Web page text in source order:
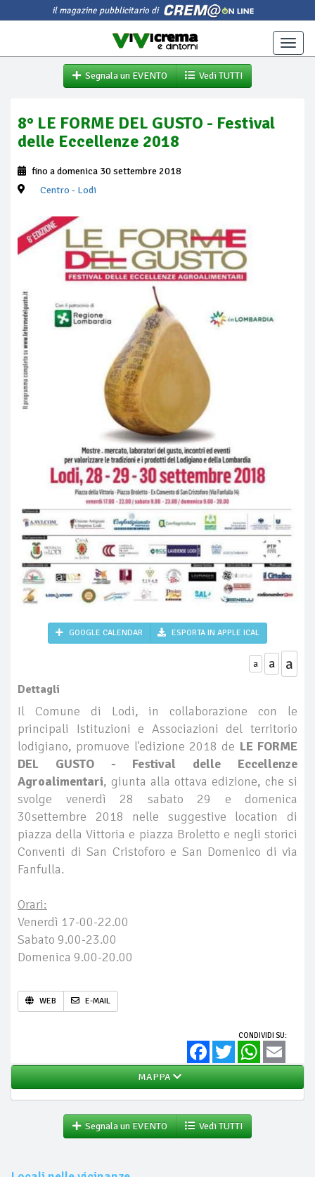
il magazine pubblicitario di
Toggle
Segnala un EVENTO
Vedi TUTTI
8° LE FORME DEL GUSTO - Festival
delle Eccellenze 2018
fino a domenica 30 settembre 2018
Centro - Lodi
GOOGLE CALENDAR ESPORTA IN APPLE ICAL
a a a
Dettagli
Il Comune di Lodi, in collaborazione con le
principali Istituzioni e Associazioni del territorio
lodigiano, promuove l'edizione 2018 de LE FORME
DEL GUSTO - Festival delle Eccellenze
Agroalimentari, giunta alla ottava edizione, che si
svolge venerdì 28 sabato 29 e domenica
30settembre 2018 nelle suggestive location di
piazza della Vittoria e piazza Broletto e negli storici
Conventi di San Cristoforo e San Domenico di via
Fanfulla.
Orari:
Venerdì 17-00-22.00
Sabato 9.00-23.00
Domenica 9.00-20.00
WEB E-MAIL
CONDIVIDI SU:
FacebookTwitter WhatsApp
MAPPA
Segnala un EVENTO Vedi TUTTI